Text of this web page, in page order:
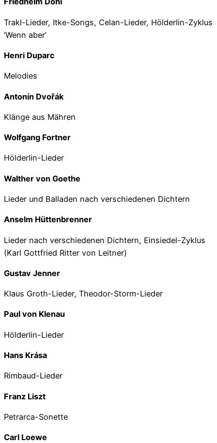
Trakl-Lieder, Itke-Songs, Celan-Lieder, Hölderlin-Zyklus
‘Wenn aber’
Henri Duparc
Melodies
Antonín Dvořák
Klänge aus Mähren
Wolfgang Fortner
Hölderlin-Lieder
Walther von Goethe
Lieder und Balladen nach verschiedenen Dichtern
Anselm Hüttenbrenner
Lieder nach verschiedenen Dichtern, Einsiedel-Zyklus
(Karl Gottfried Ritter von Leitner)
Gustav Jenner
Klaus Groth-Lieder, Theodor-Storm-Lieder
Paul von Klenau
Hölderlin-Lieder
Hans Krása
Rimbaud-Lieder
Franz Liszt
Petrarca-Sonette
Carl Loewe